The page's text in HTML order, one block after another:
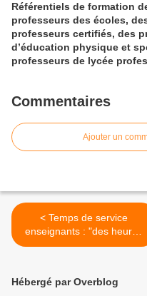
Référentiels de formation
professeurs des écoles,
professeurs certifiés, des
d’éducation physique et
professeurs de lycée
et des conseillers principaux
n° 1 du 28 mai 2026)
Commentaires
Ajouter un
< Temps de service
enseignants : "des heures
de décharge pour les profs
(VousNousIls.fr)
Hébergé par Overblog